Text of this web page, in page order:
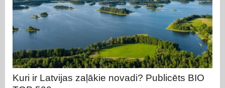
Kuri ir Latvijas zaļākie novadi? Publicēts BIO